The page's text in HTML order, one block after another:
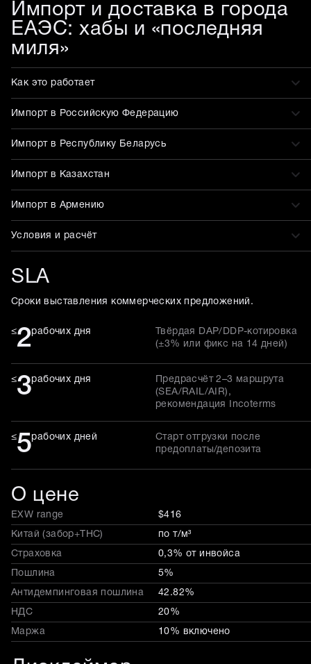
Импорт и доставка в города
ЕАЭС: хабы и «последняя
миля»
Как это работает
Импорт в Российскую Федерацию
Импорт в Республику Беларусь
Импорт в Казахстан
Импорт в Армению
Условия и расчёт
SLA
Сроки выставления коммерческих предложений.
≤2рабочих дня
Твёрдая DAP/DDP-котировка
(±3% или фикс на 14 дней)
≤3рабочих дня
Предрасчёт 2–3 маршрута
(SEA/RAIL/AIR),
рекомендация Incoterms
≤5рабочих дней
Старт отгрузки после
предоплаты/депозита
О цене
EXW range $416
Китай (забор+THC) по т/м³
Страховка 0,3% от инвойса
Пошлина 5%
Антидемпинговая пошлина 42.82%
НДС 20%
Маржа 10% включено